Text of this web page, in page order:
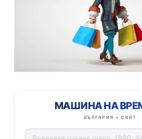
МАШИНА НА
БЪЛГАРИЯ + СВЯТ